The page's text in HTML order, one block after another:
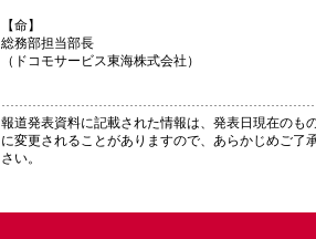
【命】
総務部担当部長
（ドコモサービス東海株式会社）
報道発表資料に記載された情報は、発表日現在のも
に変更されることがありますので、あらかじめご了
さい。